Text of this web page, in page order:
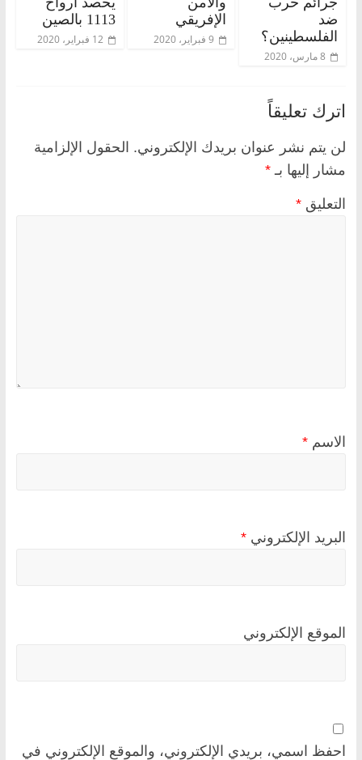
ضد
الفلسطينين؟
8 مارس، 2020
الإفريقي
9 فبراير، 2020
1113 بالصين
12 فبراير، 2020
اترك تعليقاً
لن يتم نشر عنوان بريدك الإلكتروني. الحقول الإلزامية
مشار إليها بـ *
التعليق *
الاسم *
البريد الإلكتروني *
الموقع الإلكتروني
احفظ اسمي، بريدي الإلكتروني، والموقع الإلكتروني في